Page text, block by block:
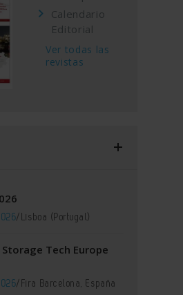
Calendario
Editorial
Ver todas las
revistas
/Lisboa (Portugal)
Tech Europe
/Fira Barcelona, España